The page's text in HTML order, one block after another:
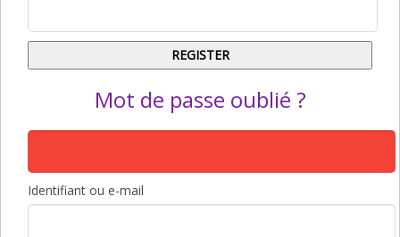
Mot de passe oublié ?
Identifiant ou e-mail